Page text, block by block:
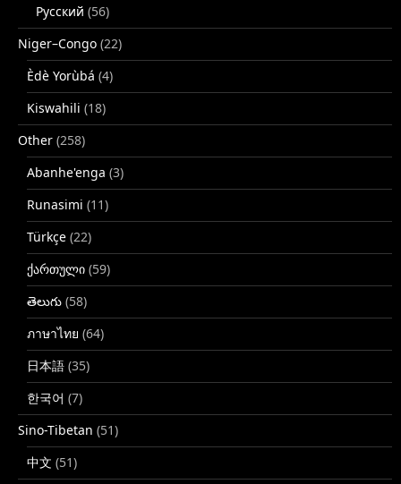
Русский (56)
Niger–Congo (22)
Èdè Yorùbá (4)
Kiswahili (18)
Other (258)
Abanhe'enga (3)
Runasimi (11)
Türkçe (22)
ქართული (59)
తెలుగు (58)
ภาษาไทย (64)
日本語 (35)
한국어 (7)
Sino-Tibetan (51)
中文 (51)